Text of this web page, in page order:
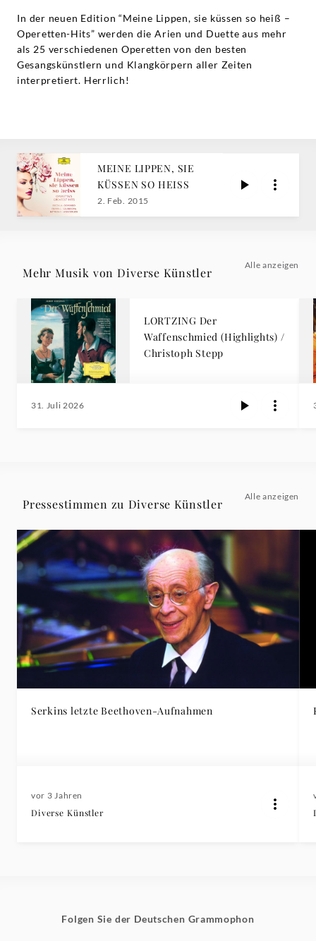
In der neuen Edition “Meine Lippen, sie küssen so heiß –
Operetten-Hits” werden die Arien und Duette aus mehr
als 25 verschiedenen Operetten von den besten
Gesangskünstlern und Klangkörpern aller Zeiten
interpretiert. Herrlich!
MEINE LIPPEN, SIE
KÜSSEN SO HEISS
2. Feb. 2015
Mehr Musik von Diverse Künstler
Alle anzeigen
LORTZING Der
Waffenschmied (Highlights) /
Christoph Stepp
31. Juli 2026
Pressestimmen zu Diverse Künstler
Alle anzeigen
Serkins letzte Beethoven-Aufnahmen
vor 3 Jahren
Diverse Künstler
Folgen Sie der Deutschen Grammophon